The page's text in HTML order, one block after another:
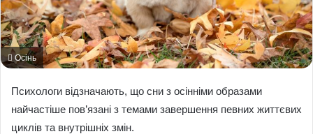
Осінь
Психологи відзначають, що сни з осінніми образами
найчастіше пов’язані з темами завершення певних життєвих
циклів та внутрішніх змін.